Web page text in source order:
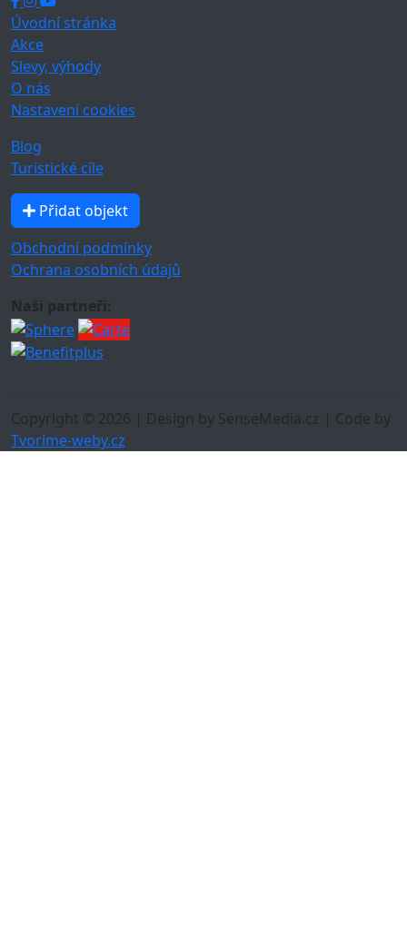
Úvodní stránka
Akce
Slevy, výhody
O nás
Nastavení cookies
Blog
Turistické cíle
Přidat objekt
Obchodní podmínky
Ochrana osobních údajů
Naši partneři:
Copyright © 2026 | Design by SenseMedia.cz | Code by
Tvorime-weby.cz